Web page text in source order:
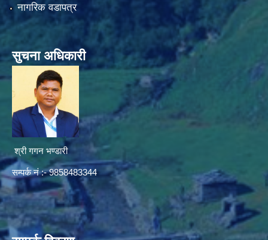
नागरिक वडापत्र
सुचना अधिकारी
श्री गगन भण्डारी
सम्पर्क नं :- 9858483344